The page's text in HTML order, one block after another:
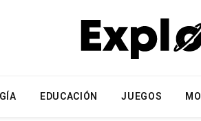
EDUCACIÓN JUEGOS